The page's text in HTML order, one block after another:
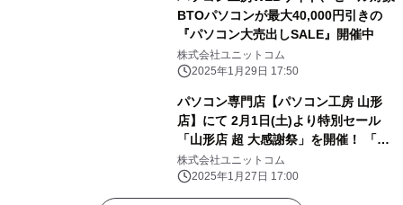
BTOパソコンが最大40,000円引きの
『パソコン大売出しSALE』開催中
株式会社ユニットコム
2025年1月29日 17:50
パソコン専門店【パソコン工房 山形
店】にて 2月1日(土)より特別セール
「山形店 超 大感謝祭」を開催！ 「オ
ススメ即納パソコン」を豊富に取り揃
え！ 更に「PCパーツ・周辺機器等の
セール商品」を記念プライスにてご奉
株式会社ユニットコム
2025年1月27日 17:00